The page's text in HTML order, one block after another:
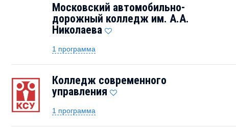
Московский автомобильно-
дорожный колледж им. А.А.
Николаева
1 программа
Колледж современного
управления
1 программа